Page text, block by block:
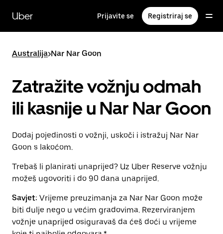
glavni
sadržaj
Uber Prijavite se Registriraj se
Australija>Nar Nar Goon
Zatražite vožnju odmah
ili kasnije u Nar Nar Goon
Dodaj pojedinosti o vožnji, uskoči i istražuj Nar Nar
Goon s lakoćom.
Trebaš li planirati unaprijed? Uz Uber Reserve vožnju
možeš ugovoriti i do 90 dana unaprijed.
Savjet: Vrijeme preuzimanja za Nar Nar Goon može
biti dulje nego u većim gradovima. Rezerviranjem
vožnje unaprijed osiguravaš da ćeš doći u vrijeme